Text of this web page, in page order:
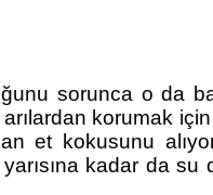
sorunca o da
korumak
et kokusunu
yarısına kadar da